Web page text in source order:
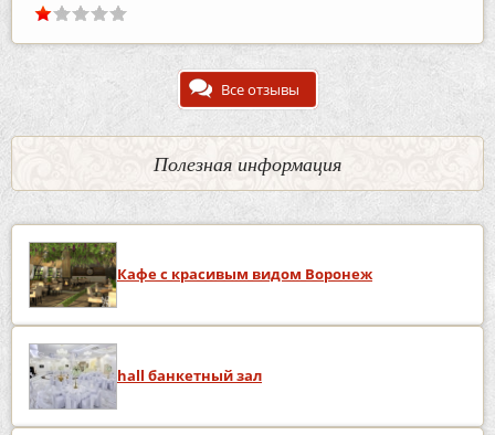
Все отзывы
Полезная информация
Кафе с красивым видом Воронеж
hall банкетный зал